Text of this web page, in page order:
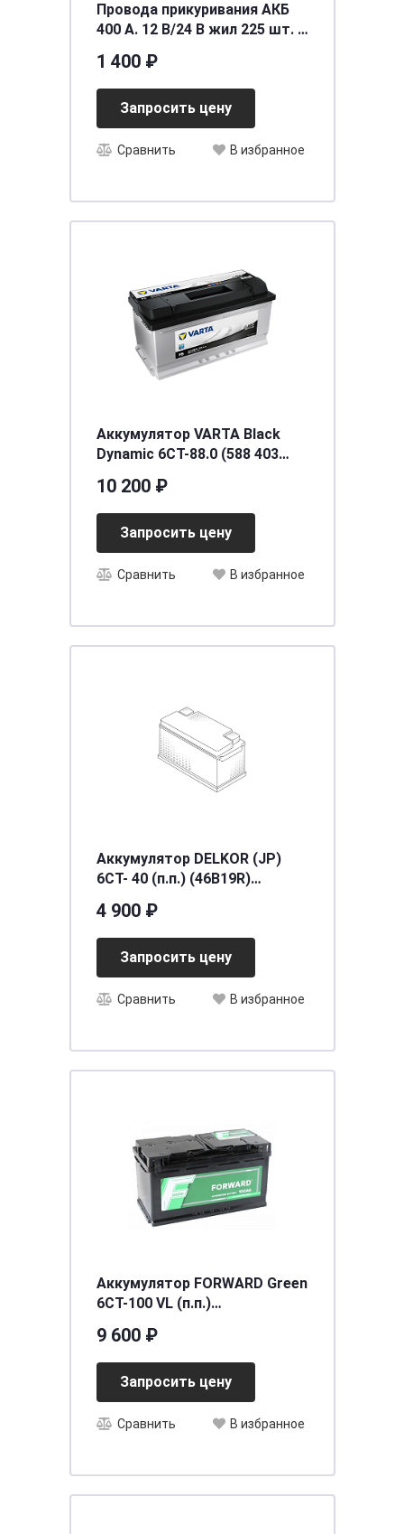
Провода прикуривания АКБ
400 А. 12 В/24 В жил 225 шт. D
сумка AIRLINE S
1 400 ₽
Запросить цену
Сравнить В избранное
Аккумулятор VARTA Black
Dynamic 6СТ-88.0 (588 403
10 200 ₽
Запросить цену
Сравнить В избранное
Аккумулятор DELKOR (JP)
6СТ- 40 (п.п.) (46B19R)
4 900 ₽
Запросить цену
Сравнить В избранное
Аккумулятор FORWARD Green
6СТ-100 VL (п.п.)
9 600 ₽
Запросить цену
Сравнить В избранное